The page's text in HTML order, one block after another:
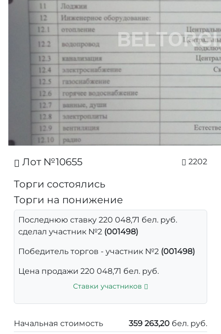
Лот №10655 2202
Торги состоялись
Торги на понижение
Последнюю ставку 220 048,71 бел. руб.
сделал участник №2 (001498)
Победитель торгов - участник №2 (001498)
Цена продажи 220 048,71 бел. руб.
Ставки участников
Начальная стоимость 359 263,20 бел. руб.